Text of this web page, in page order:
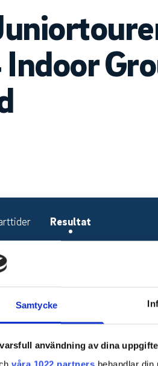
Samtycke
användning av dina
Resultat